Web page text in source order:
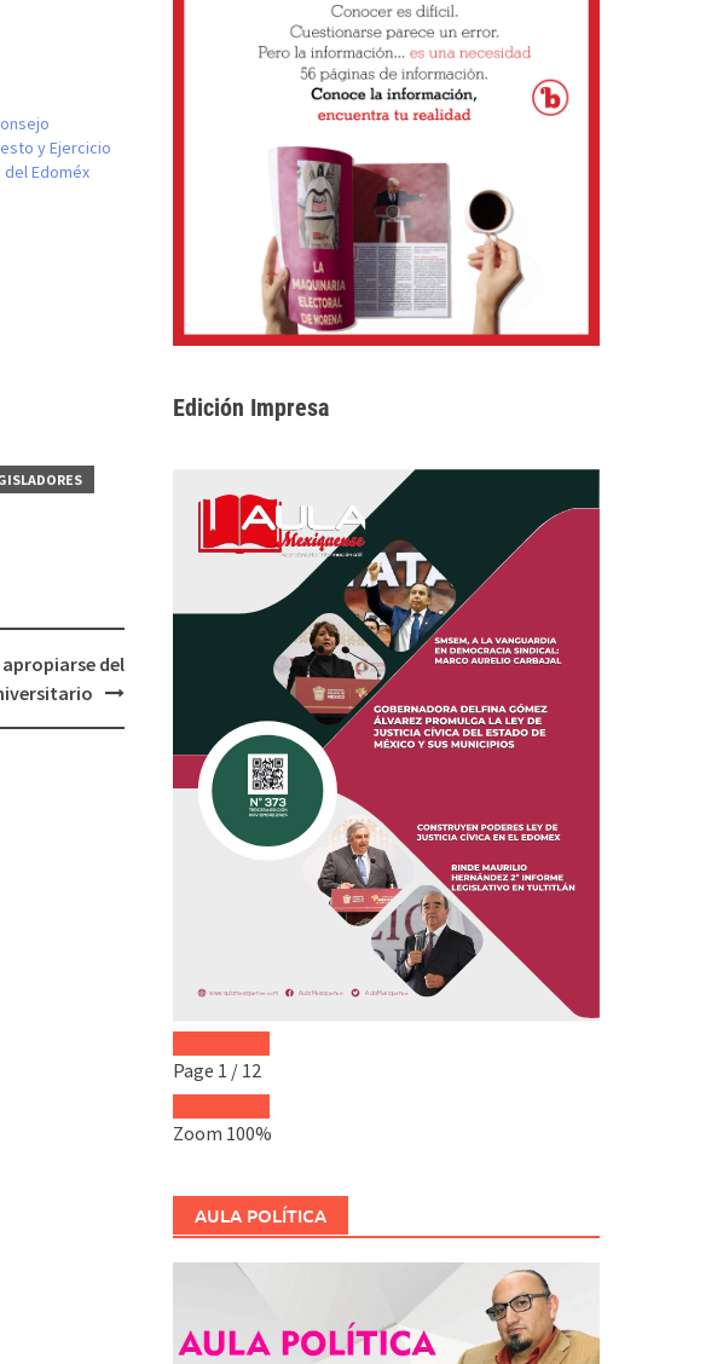
y Ejercicio
Edoméx
del
Edición Impresa
Page 1 / 12
Zoom 100%
AULA POLÍTICA